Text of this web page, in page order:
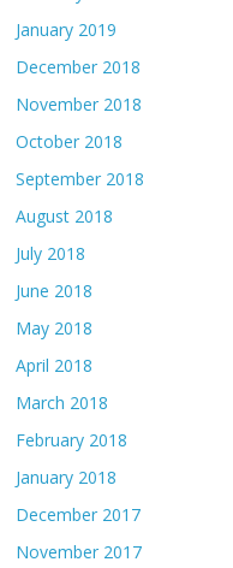
January 2019
December 2018
November 2018
October 2018
September 2018
August 2018
July 2018
June 2018
May 2018
April 2018
March 2018
February 2018
January 2018
December 2017
November 2017